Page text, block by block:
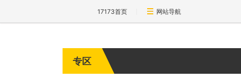
17173首页 网站导航
专区